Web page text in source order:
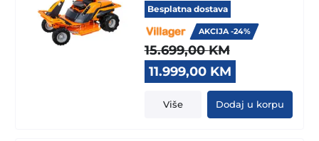
Besplatna dostava
AKCIJA -24%
15.699,00KM
Original
price
was:
15.699,00 KM.
11.999,00 KM
price
is:
11.999,00
Više Dodaj u korpu